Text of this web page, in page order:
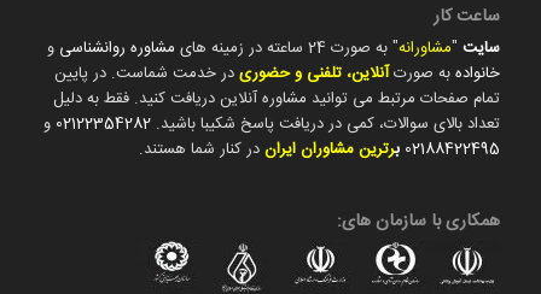
ساعت کار
سایت"مشاورانه" به صورت 24 ساعته در زمینه های مشاوره روانشناسی و
خانوادهبه صورتآنلاین، تلفنی و حضوریدر خدمت شماست. در پایین
تمام صفحات مرتبط می توانید مشاوره آنلاین دریافت کنید. فقط به دلیل
تعداد بالای سوالات، کمی در دریافت پاسخ شکیبا باشید. 02122354282 و
02188422495 برترین مشاوران ایراندر کنار شما هستند.
همکاری با سازمان های: